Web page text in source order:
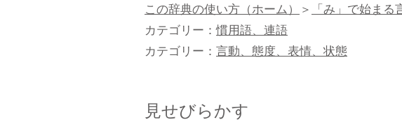
この辞典の使い方（ホーム）＞「み」で始まる
カテゴリー：慣用語、連語
カテゴリー： 言動、態度、表情、状態
見せびらかす